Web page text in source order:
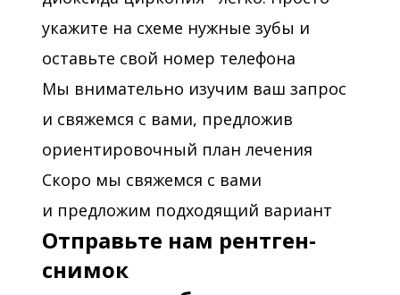
укажите на схеме нужные зубы и
оставьте свой номер телефона
Мы внимательно изучим ваш запрос
и свяжемся с вами, предложив
ориентировочный план лечения
Скоро мы свяжемся с вами
и предложим подходящий вариант
Отправьте нам рентген-
снимок